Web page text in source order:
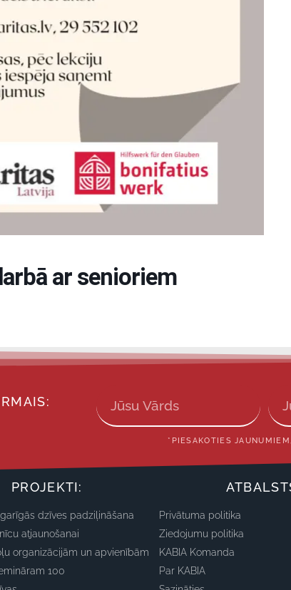
ar senioriem
*PIESAKOTIES
PROJEKTI:
dzīves padziļināšana
atjaunošanai
organizācijām un apvienībām
100
Privātuma politika
Ziedojumu politika
KABIA Komanda
Par KABIA